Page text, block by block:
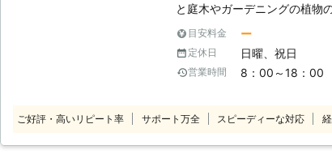
と庭木やガーデニングの植物
ほか、庭の景観が悪くなって
ギー反応の原因となるとされ
しっかり手入れのされた庭に
ります。そのために欠かせな
をスッキリとした空間にいた
目安料金 ー
定休日 日曜、祝日
営業時間 8：00～18：00
ご好評・高いリピート率 サポート万全 スピーディーな対応